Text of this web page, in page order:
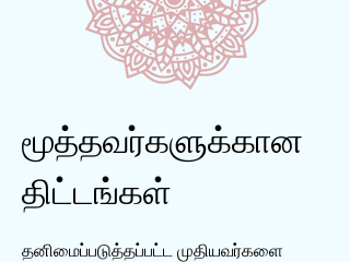
மூத்தவர்களுக்கான
திட்டங்கள்
தனிமைப்படுத்தப்பட்ட முதியவர்களை